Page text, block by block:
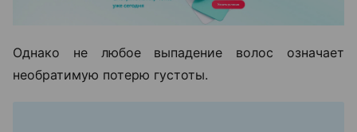
Однако не любое выпадение волос означает
необратимую потерю густоты.